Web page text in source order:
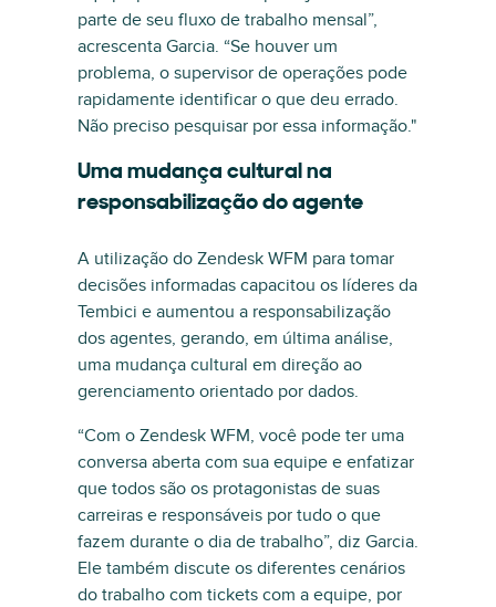
parte de seu fluxo de trabalho mensal”,
acrescenta Garcia. “Se houver um
problema, o supervisor de operações pode
rapidamente identificar o que deu errado.
Não preciso pesquisar por essa informação."
Uma mudança cultural na
responsabilização do agente
A utilização do Zendesk WFM para tomar
decisões informadas capacitou os líderes da
Tembici e aumentou a responsabilização
dos agentes, gerando, em última análise,
uma mudança cultural em direção ao
gerenciamento orientado por dados.
“Com o Zendesk WFM, você pode ter uma
conversa aberta com sua equipe e enfatizar
que todos são os protagonistas de suas
carreiras e responsáveis por tudo o que
fazem durante o dia de trabalho”, diz Garcia.
Ele também discute os diferentes cenários
do trabalho com tickets com a equipe, por